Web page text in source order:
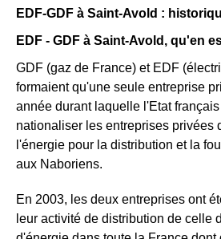
EDF-GDF à Saint-Avold :
EDF - GDF à Saint-Avold, qu'en
GDF (gaz de France) et EDF
formaient qu'une seule entreprise
année durant laquelle l'Etat
nationaliser les entreprises privées
l'énergie pour la distribution et la
aux Naboriens.
En 2003, les deux entreprises ont
leur activité de distribution de celle